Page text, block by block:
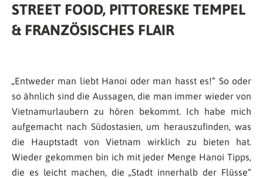
STREET FOOD, PITTORESKE TEMPEL
& FRANZÖSISCHES FLAIR
„Entweder man liebt Hanoi oder man hasst es!“ So oder
so ähnlich sind die Aussagen, die man immer wieder von
Vietnamurlaubern zu hören bekommt. Ich habe mich
aufgemacht nach Südostasien, um herauszufinden, was
die Hauptstadt von Vietnam wirklich zu bieten hat.
Wieder gekommen bin ich mit jeder Menge Hanoi Tipps,
die es leicht machen, die „Stadt innerhalb der Flüsse“